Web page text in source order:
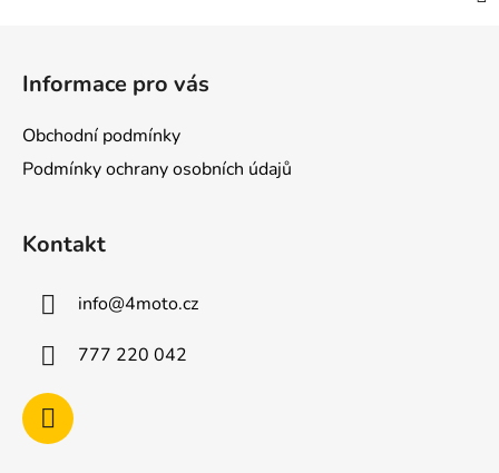
Informace pro vás
Obchodní podmínky
Podmínky ochrany osobních údajů
Kontakt
info@4moto.cz
777 220 042